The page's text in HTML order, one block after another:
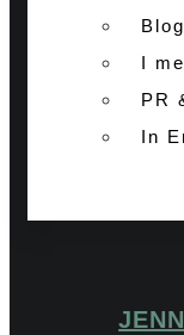
I
PR
In